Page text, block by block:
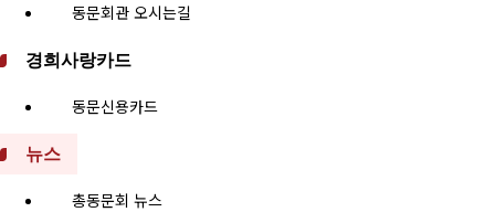
동문회관 오시는길
경희사랑카드
동문신용카드
뉴스
총동문회 뉴스